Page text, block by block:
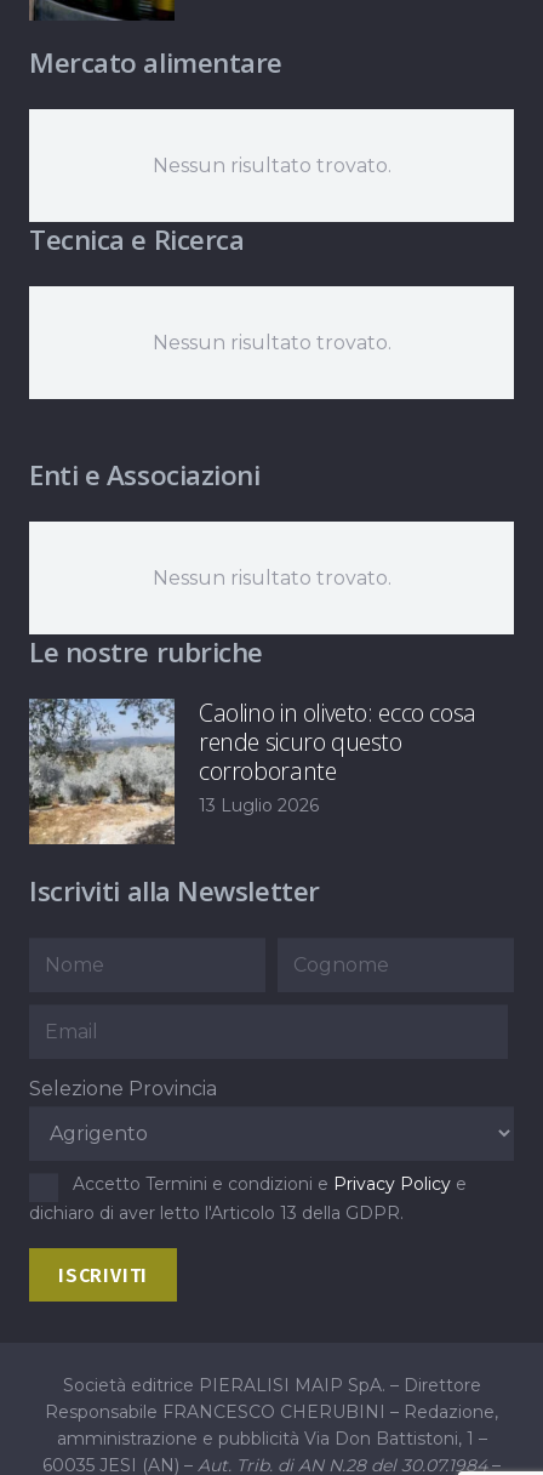
Mercato alimentare
Nessun risultato trovato.
Tecnica e Ricerca
Nessun risultato trovato.
Enti e Associazioni
Nessun risultato trovato.
Le nostre rubriche
Caolino in oliveto: ecco cosa
rende sicuro questo
corroborante
13 Luglio 2026
Iscriviti alla Newsletter
Selezione Provincia
Accetto Termini e condizioni e Privacy Policy e
dichiaro di aver letto l'Articolo 13 della GDPR.
Società editrice PIERALISI MAIP SpA. – Direttore
Responsabile FRANCESCO CHERUBINI – Redazione,
amministrazione e pubblicità Via Don Battistoni, 1 –
60035 JESI (AN) – Aut. Trib. di AN N.28 del 30.07.1984–